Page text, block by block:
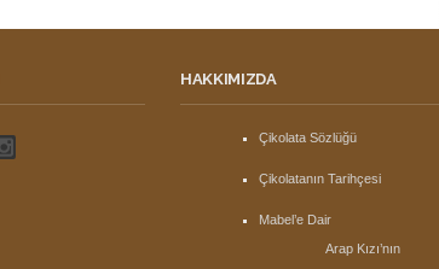
HAKKIMIZDA
Çikolata Sözlüğü
Çikolatanın Tarihçesi
Mabel’e Dair
Arap Kızı’nın